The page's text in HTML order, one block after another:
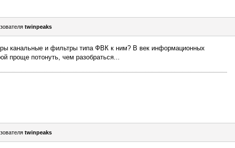
twinpeaks
канальные и фильтры типа ФВК к ним? В век информационных
проще потонуть, чем разобраться...
twinpeaks